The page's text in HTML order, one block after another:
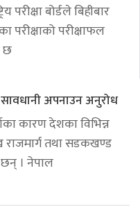
परीक्षा बोर्डले बिहीबार
परीक्षाको परीक्षाफल
छ
सावधानी अपनाउन अनुरोध
कारण देशका विभिन्न
राजमार्ग तथा सडकखण्ड
। नेपाल